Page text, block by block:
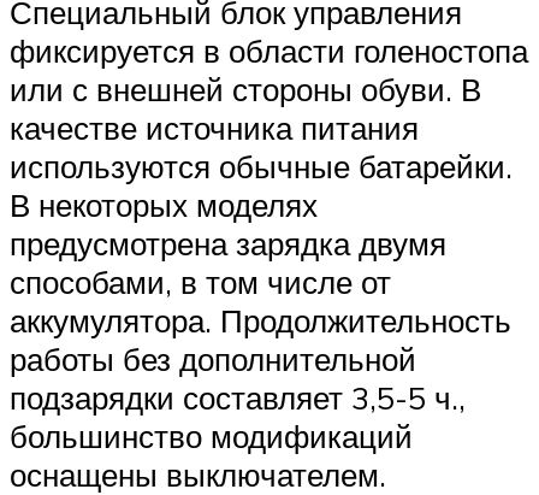
Специальный блок управления
фиксируется в области голеностопа
или с внешней стороны обуви. В
качестве источника питания
используются обычные батарейки.
В некоторых моделях
предусмотрена зарядка двумя
способами, в том числе от
аккумулятора. Продолжительность
работы без дополнительной
подзарядки составляет 3,5-5 ч.,
большинство модификаций
оснащены выключателем.